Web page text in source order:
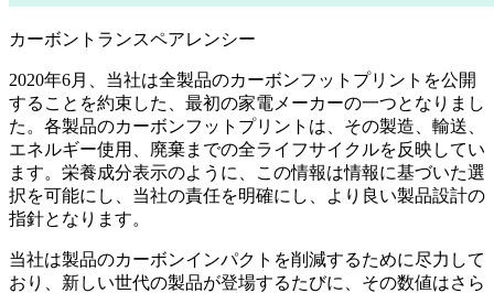
カーボントランスペアレンシー
2020年6月、当社は全製品のカーボンフットプリントを公開
することを約束した、最初の家電メーカーの一つとなりまし
た。各製品のカーボンフットプリントは、その製造、輸送、
エネルギー使用、廃棄までの全ライフサイクルを反映してい
ます。栄養成分表示のように、この情報は情報に基づいた選
択を可能にし、当社の責任を明確にし、より良い製品設計の
指針となります。
当社は製品のカーボンインパクトを削減するために尽力して
おり、新しい世代の製品が登場するたびに、その数値はさら